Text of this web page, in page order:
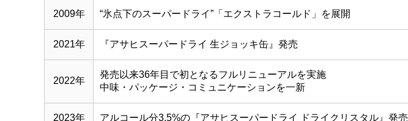
2009年 “氷点下のスーパードライ”「エクストラコールド」を展開
2021年 『アサヒスーパードライ 生ジョッキ缶』発売
2022年
発売以来36年目で初となるフルリニューアルを実施
中味・パッケージ・コミュニケーションを一新
2023年 アルコール分3.5%の『アサヒスーパードライ ドライクリスタル』発売